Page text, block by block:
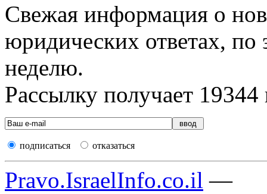
Свежая информация о
юридических ответах, по
неделю.
Рассылку получает 19344
подписаться отказаться
Pravo.IsraelInfo.co.il —